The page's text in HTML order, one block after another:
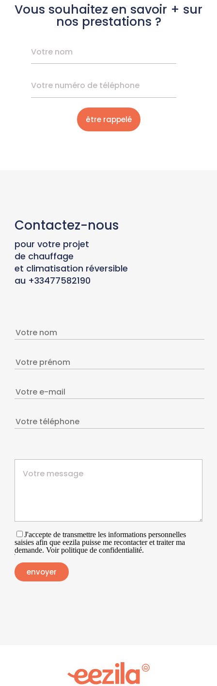
Vous souhaitez en savoir + sur
nos prestations ?
Contactez-nous
pour votre projet
de chauffage
et climatisation réversible
au +33477582190
J'accepte de transmettre les informations personnelles
saisies afin que eezila puisse me recontacter et traiter ma
demande. Voir politique de confidentialité.